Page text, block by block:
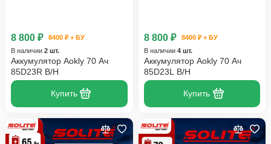
8 800 ₽
8400 ₽ + БУ
В наличии 2 шт.
Аккумулятор Aokly 70 Ач
85D23R B/H
Купить
8 800 ₽
8400 ₽ + БУ
В наличии 4 шт.
Аккумулятор Aokly 70 Ач
85D23L B/H
Купить